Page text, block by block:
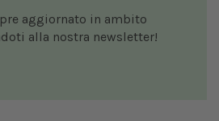
aggiornato in ambito
alla nostra newsletter!